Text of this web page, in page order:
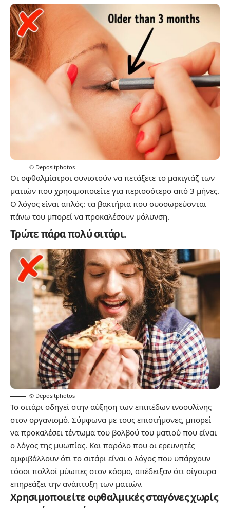
© Depositphotos
Οι οφθαλμίατροι συνιστούν να πετάξετε το μακιγιάζ των
ματιών που χρησιμοποιείτε για περισσότερο από 3 μήνες.
Ο λόγος είναι απλός: τα βακτήρια που συσσωρεύονται
πάνω του μπορεί να προκαλέσουν μόλυνση.
Τρώτε πάρα πολύ σιτάρι.
© Depositphotos
Το σιτάρι οδηγεί στην αύξηση των επιπέδων ινσουλίνης
στον οργανισμό. Σύμφωνα με τους επιστήμονες, μπορεί
να προκαλέσει τέντωμα του βολβού του ματιού που είναι
ο λόγος της μυωπίας. Και παρόλο που οι ερευνητές
αμφιβάλλουν ότι το σιτάρι είναι ο λόγος που υπάρχουν
τόσοι πολλοί μύωπες στον κόσμο, απέδειξαν ότι σίγουρα
επηρεάζει την ανάπτυξη των ματιών.
Χρησιμοποιείτε οφθαλμικές σταγόνες χωρίς